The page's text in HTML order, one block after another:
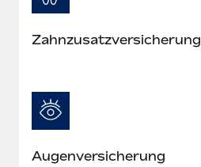
Zahnzusatzversicherung
Augenversicherung